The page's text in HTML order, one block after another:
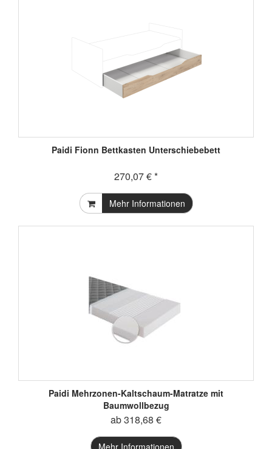
Paidi Fionn Bettkasten Unterschiebebett
270,07 € *
Mehr Informationen
Paidi Mehrzonen-Kaltschaum-Matratze mit
Baumwollbezug
ab 318,68 €
Mehr Informationen